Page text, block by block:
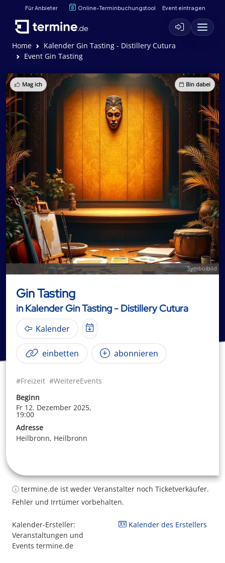
Für Anbieter Online-Terminbuchungstool Event eintragen
Home
Kalender Gin Tasting - Distillery Cutura
Event Gin Tasting
Mag ich Bin dabei
Symbolbild
Gin Tasting
in Kalender Gin Tasting - Distillery Cutura
Kalender
einbetten abonnieren
#Freizeit #WeitereEvents
Beginn
Fr 12. Dezember 2025,
19:00
Adresse
Heilbronn, Heilbronn
termine.de ist weder Veranstalter noch Ticketverkäufer.
Fehler und Irrtümer vorbehalten.
Kalender-Ersteller:
Veranstaltungen und
Events termine.de
Kalender des Erstellers